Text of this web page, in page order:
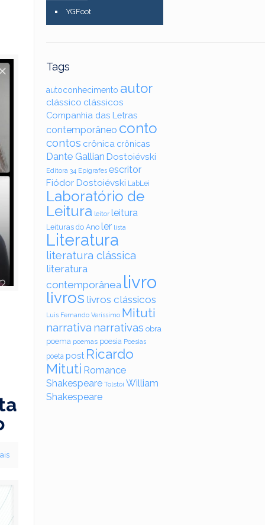
YGFoot
Tags
autoconhecimento autor
clássico clássicos
Companhia das Letras
contemporâneo conto
contos crônica crônicas
Dante Gallian Dostoiévski
Editora 34 Epígrafes escritor
Fiódor Dostoiévski LabLei
Laboratório de
Leitura leitor leitura
Leituras do Ano ler lista
Literatura
literatura clássica
literatura
contemporânea livro
livros livros clássicos
Luis Fernando Veríssimo Mituti
narrativa narrativas obra
poema poemas poesia Poesias
poeta post Ricardo
Mituti Romance
Shakespeare Tolstói William
Shakespeare